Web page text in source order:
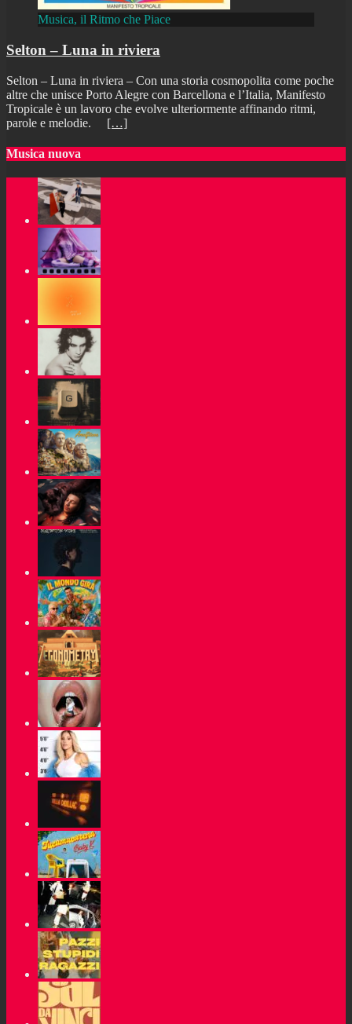
Musica, il Ritmo che Piace
Selton – Luna in riviera
Selton – Luna in riviera – Con una storia cosmopolita come poche
altre che unisce Porto Alegre con Barcellona e l’Italia, Manifesto
Tropicale è un lavoro che evolve ulteriormente affinando ritmi,
parole e melodie. […]
Musica nuova